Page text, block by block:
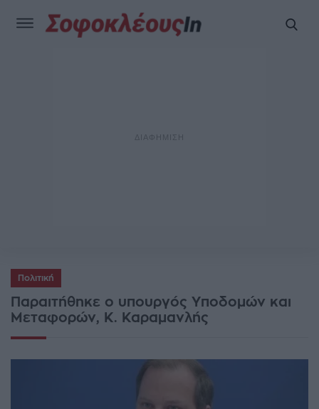
Πολιτική
Παραιτήθηκε ο υπουργός Υποδομών και
Μεταφορών, Κ. Καραμανλής